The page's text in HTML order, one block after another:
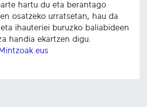
hartu du eta berantago
osatzeko urratsetan, hau da
ihauteriei buruzko baliabideen
handia ekartzen digu.